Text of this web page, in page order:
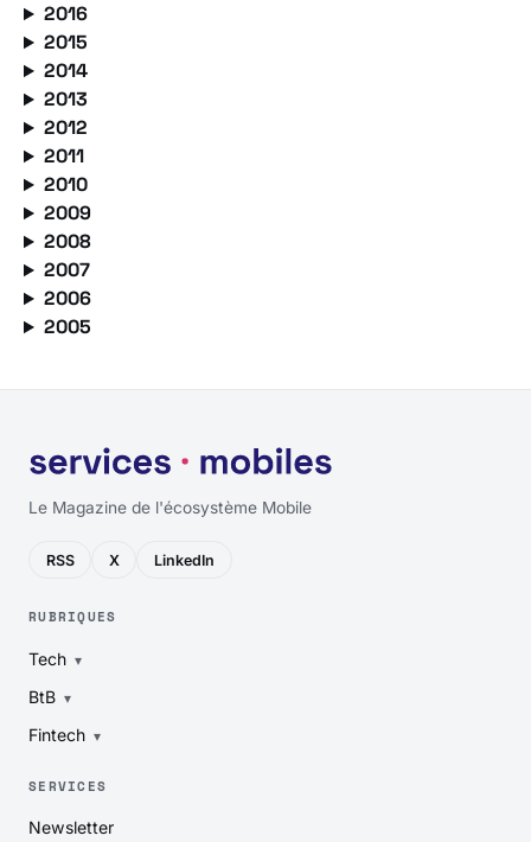
2016
2015
2014
2013
2012
2011
2010
2009
2008
2007
2006
2005
Le Magazine de l'écosystème Mobile
RSS X LinkedIn
RUBRIQUES
Tech
BtB
Fintech
SERVICES
Newsletter